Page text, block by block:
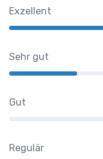
Exzellent
Sehr gut
Gut
Regulär